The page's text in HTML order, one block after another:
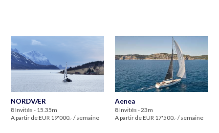
NORDVÆR
8 Invités - 15.35m
A partir de EUR 19'000.- / semaine
Aenea
8 Invités - 23m
A partir de EUR 17'500.- / semaine